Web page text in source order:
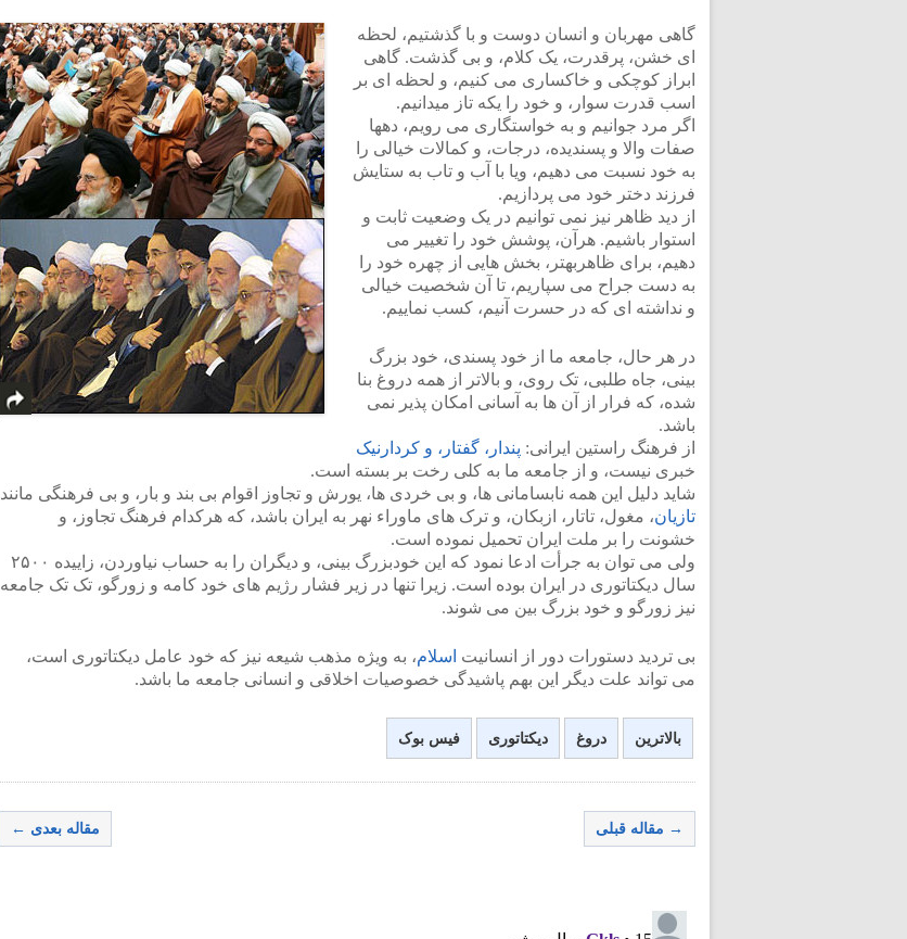
گاهی مهربان و انسان دوست و با گذشتیم، لحظه
ای خشن، پرقدرت، یک کلام، و بی گذشت. گاهی
ابراز کوچکی و خاکساری می کنیم، و لحظه ای بر
اسب قدرت سوار، و خود را یکه تاز میدانیم.
اگر مرد جوانیم و به خواستگاری می رویم، دهها
صفات والا و پسندیده، درجات، و کمالات خیالی را
به خود نسبت می دهیم، ویا با آب و تاب به ستایش
فرزند دختر خود می پردازیم.
از دید ظاهر نیز نمی توانیم در یک وضعیت ثابت و
استوار باشیم. هرآن، پوشش خود را تغییر می
دهیم، برای ظاهربهتر، بخش هایی از چهره خود را
به دست جراح می سپاریم، تا آن شخصیت خیالی
و نداشته ای که در حسرت آنیم، کسب نماییم.
در هر حال، جامعه ما از خود پسندی، خود بزرگ
بینی، جاه طلبی، تک روی، و بالاتر از همه دروغ بنا
شده، که فرار از آن ها به آسانی امکان پذیر نمی
باشد.
از فرهنگ راستین ایرانی: پندار، گفتار، و کردارنیک
خبری نیست، و از جامعه ما به کلی رخت بر بسته است.
شاید دلیل این همه نابسامانی ها، و بی خردی ها، یورش و تجاوز اقوام بی بند و بار، و بی فرهنگی مانند
تازیان، مغول، تاتار، ازبکان، و ترک های ماوراء نهر به ایران باشد، که هرکدام فرهنگ تجاوز، و
خشونت را بر ملت ایران تحمیل نموده است.
ولی می توان به جرأت ادعا نمود که این خودبزرگ بینی، و دیگران را به حساب نیاوردن، زاییده ۲۵۰۰
سال دیکتاتوری در ایران بوده است. زیرا تنها در زیر فشار رژیم های خود کامه و زورگو، تک تک جامعه
نیز زورگو و خود بزرگ بین می شوند.
بی تردید دستورات دور از انسانیت اسلام، به ویژه مذهب شیعه نیز که خود عامل دیکتاتوری است،
می تواند علت دیگر این بهم پاشیدگی خصوصیات اخلاقی و انسانی جامعه ما باشد.
بالاترین دروغ دیکتاتوری فیس بوک
→ مقاله قبلی مقاله بعدی ←